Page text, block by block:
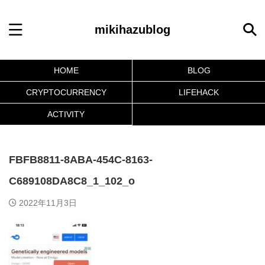
mikihazublog
HOME BLOG
CRYPTOCURRENCY LIFEHACK
ACTIVITY
FBFB8811-8ABA-454C-8163-
C689108DA8C8_1_102_o
2022年11月3日